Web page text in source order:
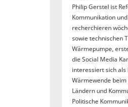
Philip Gerstel ist
Kommunikation
recherchieren
sowie technischen
Wärmepumpe,
die Social Media
interessiert sich
Wärmewende
Ländern und
Politische